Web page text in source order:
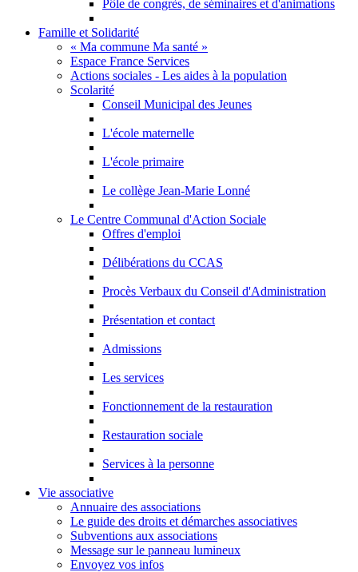
Pôle de congrès, de séminaires et d'animations
Famille et Solidarité
« Ma commune Ma santé »
Espace France Services
Actions sociales - Les aides à la population
Scolarité
Conseil Municipal des Jeunes
L'école maternelle
L'école primaire
Le collège Jean-Marie Lonné
Le Centre Communal d'Action Sociale
Offres d'emploi
Délibérations du CCAS
Procès Verbaux du Conseil d'Administration
Présentation et contact
Admissions
Les services
Fonctionnement de la restauration
Restauration sociale
Services à la personne
Vie associative
Annuaire des associations
Le guide des droits et démarches associatives
Subventions aux associations
Message sur le panneau lumineux
Envoyez vos infos